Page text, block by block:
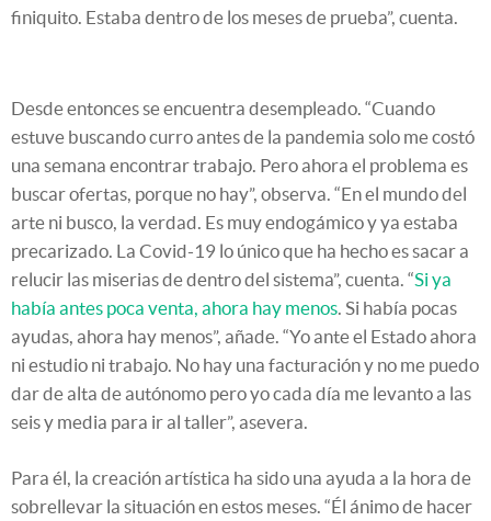
finiquito. Estaba dentro de los meses de prueba”, cuenta.
Desde entonces se encuentra desempleado. “Cuando
estuve buscando curro antes de la pandemia solo me costó
una semana encontrar trabajo. Pero ahora el problema es
buscar ofertas, porque no hay”, observa. “En el mundo del
arte ni busco, la verdad. Es muy endogámico y ya estaba
precarizado. La Covid-19 lo único que ha hecho es sacar a
relucir las miserias de dentro del sistema”, cuenta. “Si ya
había antes poca venta, ahora hay menos . Si había pocas
ayudas, ahora hay menos”, añade. “Yo ante el Estado ahora
ni estudio ni trabajo. No hay una facturación y no me puedo
dar de alta de autónomo pero yo cada día me levanto a las
seis y media para ir al taller”, asevera.
Para él, la creación artística ha sido una ayuda a la hora de
sobrellevar la situación en estos meses. “Él ánimo de hacer